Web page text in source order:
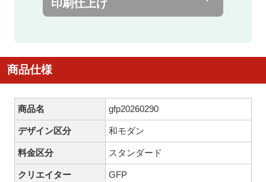
印刷仕上げ
商品仕様
商品名 gfp20260290
デザイン区分 和モダン
料金区分 スタンダード
クリエイター GFP